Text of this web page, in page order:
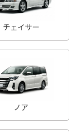
チェイサー
ノア